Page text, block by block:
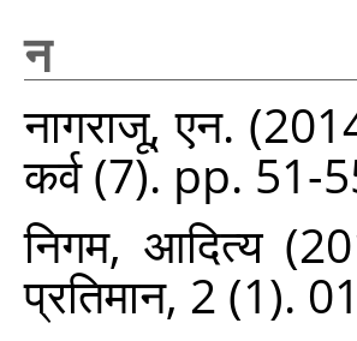
न
नागराजू, एन.
कर्व (7). pp. 51-
निगम, आदित्य
प्रतिमान, 2 (1).